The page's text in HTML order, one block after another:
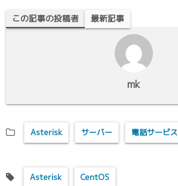
この記事の投稿者 最新記事
mk
Asterisk サーバー 電話サービス
Asterisk CentOS